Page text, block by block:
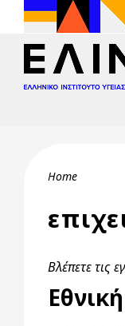
Skip to main content
Home
Βλέπετε τις